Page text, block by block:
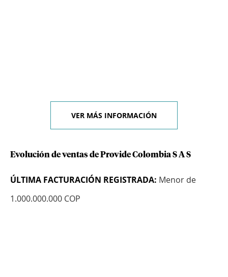
VER MÁS INFORMACIÓN
Evolución de ventas de Provide Colombia S A S
ÚLTIMA FACTURACIÓN REGISTRADA: Menor de
1.000.000.000 COP